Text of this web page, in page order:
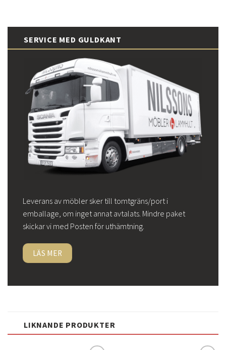
SERVICE MED GULDKANT
Leverans av möbler sker till tomtgräns/port i
emballage, om inget annat avtalats. Mindre paket
skickar vi med Posten för uthämtning.
LÄS MER
LIKNANDE PRODUKTER